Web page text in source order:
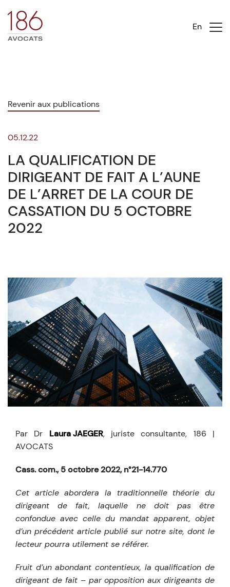
En
Revenir aux publications
05.12.22
LA QUALIFICATION DE
DIRIGEANT DE FAIT A L’AUNE
DE L’ARRET DE LA COUR DE
CASSATION DU 5 OCTOBRE
2022
Par Dr Laura JAEGER, juriste consultante, 186 |
AVOCATS
Cass. com., 5 octobre 2022, n°21-14.770
Cet article abordera la traditionnelle théorie du
dirigeant de fait, laquelle ne doit pas être
confondue avec celle du mandat apparent, objet
d’un précédent article publié sur notre site, dont le
lecteur pourra utilement se référer.
Fruit d’un abondant contentieux, la qualification de
dirigeant de fait – par opposition aux dirigeants de